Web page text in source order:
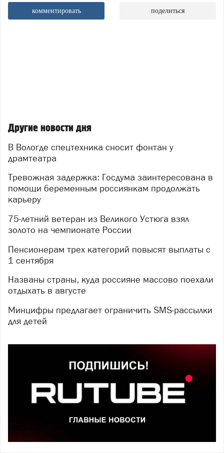
комментировать поделиться
Другие новости дня
В Вологде спецтехника сносит фонтан у
драмтеатра
Тревожная задержка: Госдума заинтересована в
помощи беременным россиянкам продолжать
карьеру
75-летний ветеран из Великого Устюга взял
золото на чемпионате России
Пенсионерам трех категорий повысят выплаты с
1 сентября
Названы страны, куда россияне массово поехали
отдыхать в августе
Минцифры предлагает ограничить SMS-рассылки
для детей